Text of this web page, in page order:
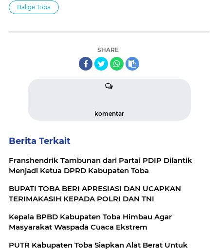
Balige Toba
SHARE
komentar
Berita Terkait
Franshendrik Tambunan dari Partai PDIP Dilantik
Menjadi Ketua DPRD Kabupaten Toba
BUPATI TOBA BERI APRESIASI DAN UCAPKAN
TERIMAKASIH KEPADA POLRI DAN TNI
Kepala BPBD Kabupaten Toba Himbau Agar
Masyarakat Waspada Cuaca Ekstrem
PUTR Kabupaten Toba Siapkan Alat Berat Untuk